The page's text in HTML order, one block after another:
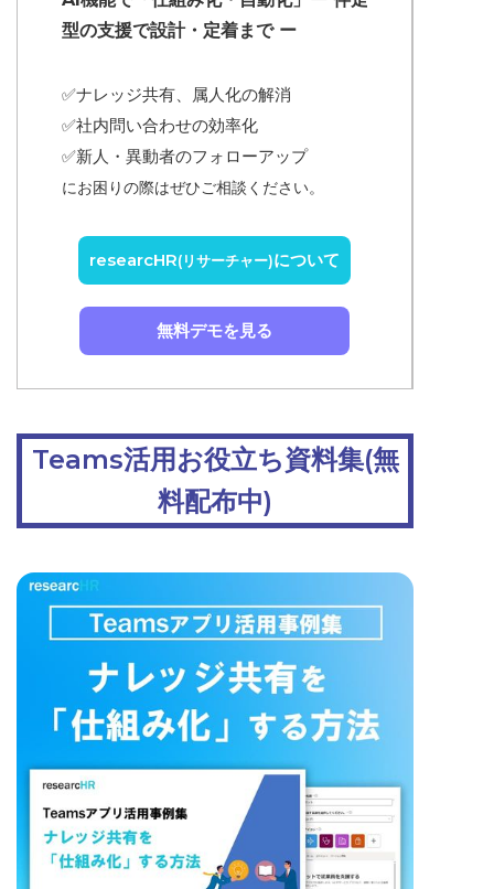
型の支援で設計・定着まで ー
✅ナレッジ共有、属人化の解消
✅社内問い合わせの効率化
✅新人・異動者のフォローアップ
にお困りの際はぜひご相談ください。
researcHR(リサーチャー)について
無料デモを見る
Teams活用お役立ち資料集(無
料配布中)